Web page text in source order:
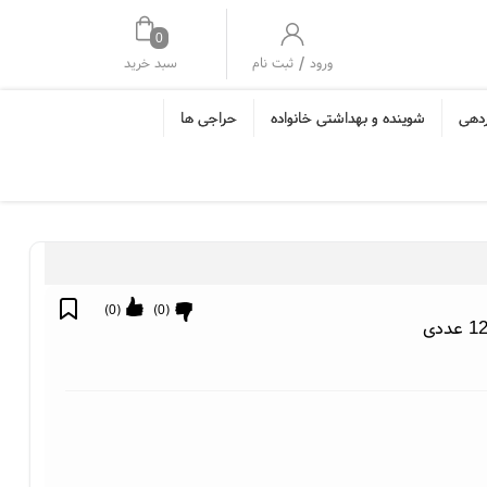
0
سبد خرید ورود / ثبت نام
شوینده و بهداشتی خانواده حراجی ها
(
0
) (
0
)